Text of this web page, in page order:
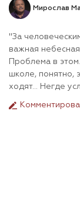
Мирослав
"За
важная небесная
Проблема в
школе, понятно,
ходят... Негде